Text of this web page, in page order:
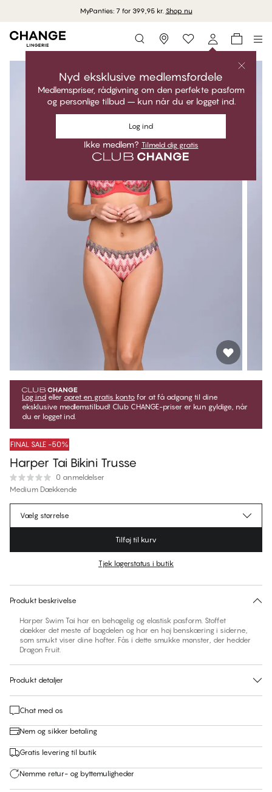
MyPanties: 7 for 399,95 kr. Shop nu
Storefinder
Nyd eksklusive medlemsfordele
Medlemspriser, rådgivning om den perfekte pasform
og personlige tilbud – kun når du er logget ind.
Log ind
Ikke medlem? Tilmeld dig gratis
Log ind eller opret en gratis konto for at få adgang til dine
eksklusive medlemstilbud! Club CHANGE-priser er kun gyldige, når
du er logget ind.
FINAL SALE -50%
Harper Tai Bikini Trusse
0 anmeldelser
Medium Dækkende
299,00 kr.Normalpris
Ingen foreslåede størrelse for dette item
Vælg størrelse
Tilføj til kurv
Tjek lagerstatus i butik
Produkt beskrivelse
Harper Swim Tai har en behagelig og elastisk pasform. Stoffet
dækker det meste af bagdelen og har en høj benskæring i siderne,
som smukt viser dine hofter. Fås i dette smukke mønster, der hedder
Dragon Fruit.
Produkt detaljer
Chat med os
Nem og sikker betaling
Gratis levering til butik
Nemme retur- og byttemuligheder